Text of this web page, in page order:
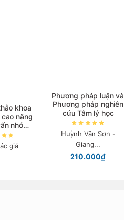
khoa
năng
nhóm
các
phòng
tâm
giả
Phương pháp luận và
Phương pháp nghiên
cứu Tâm lý học
Huỳnh Văn Sơn -
Giang...
210.000₫